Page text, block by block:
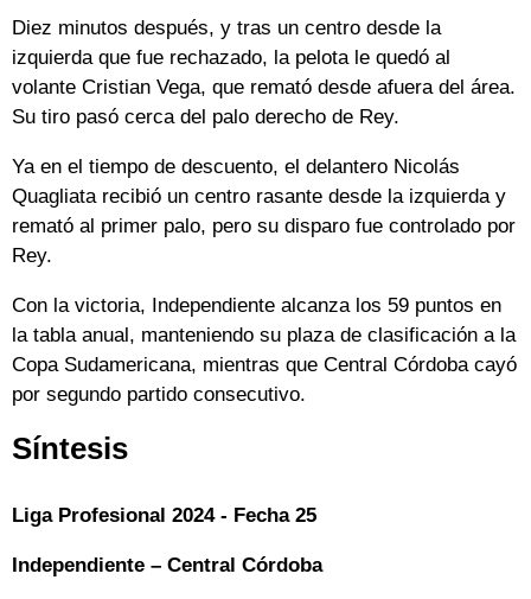
Diez minutos después, y tras un centro desde la
izquierda que fue rechazado, la pelota le quedó al
volante Cristian Vega, que remató desde afuera del área.
Su tiro pasó cerca del palo derecho de Rey.
Ya en el tiempo de descuento, el delantero Nicolás
Quagliata recibió un centro rasante desde la izquierda y
remató al primer palo, pero su disparo fue controlado por
Rey.
Con la victoria, Independiente alcanza los 59 puntos en
la tabla anual, manteniendo su plaza de clasificación a la
Copa Sudamericana, mientras que Central Córdoba cayó
por segundo partido consecutivo.
Síntesis
Liga Profesional 2024 - Fecha 25
Independiente – Central Córdoba